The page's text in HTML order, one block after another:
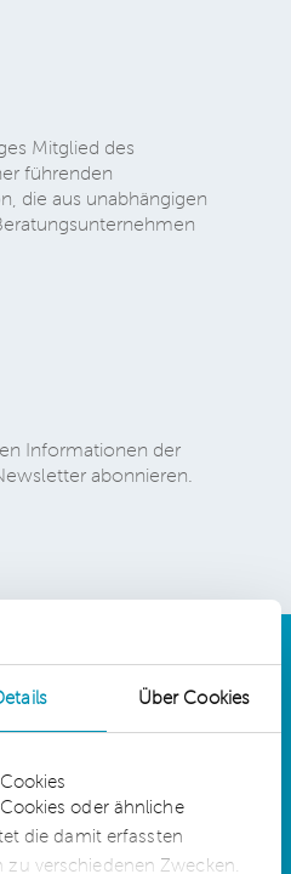
Über Cookies
oder ähnliche
die damit erfassten
verschiedenen Zwecken.
Mitglied des
führenden
die aus unabhängigen
Informationen der
abonnieren.
member of
disclaimer